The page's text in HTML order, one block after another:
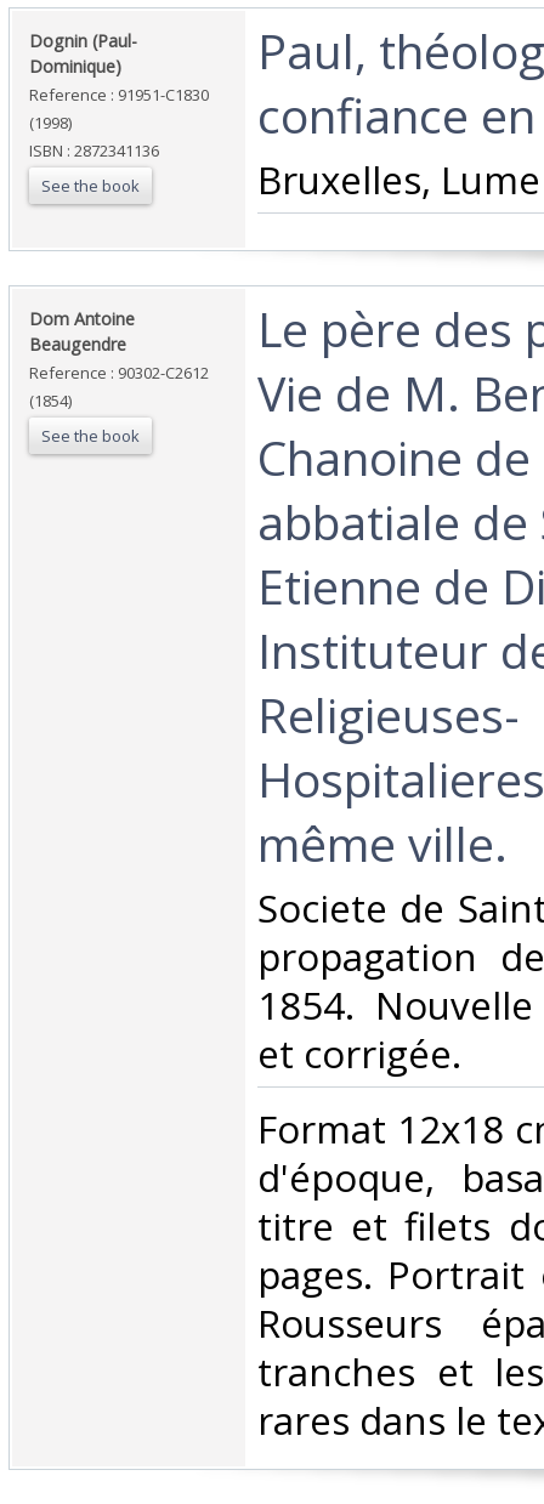
‎Dognin (Paul-
Dominique)‎
Reference : 91951-C1830
(1998)
ISBN : 2872341136
See the book
‎Paul,
confiance
‎Bruxelles,
‎Dom Antoine
Beaugendre‎
Reference : 90302-C2612
(1854)
See the book
‎Le père des
Vie de M.
Chanoine
abbatiale de
Etienne de
Instituteur
Religieuses-
même ville.‎
‎Societe de
propagation
1854.
et corrigée.‎
‎Format 12x18
d'époque,
titre et filets
pages.
Rousseurs
tranches et
rares dans le